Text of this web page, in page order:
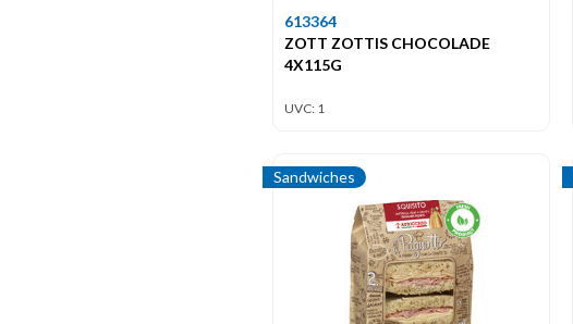
613364
ZOTT ZOTTIS CHOCOLADE
4X115G
UVC: 1
Sandwiches